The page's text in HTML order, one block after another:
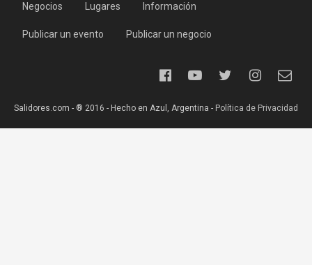
Negocios Lugares Información
Publicar un evento Publicar un negocio
Salidores.com - ® 2016 - Hecho en Azul, Argentina - Política de Privacidad